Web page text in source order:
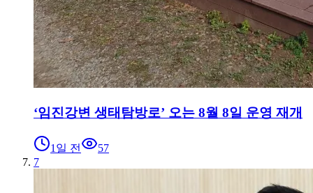
‘임진강변 생태탐방로’ 오는 8월 8일 운영 재개
1일 전
57
7